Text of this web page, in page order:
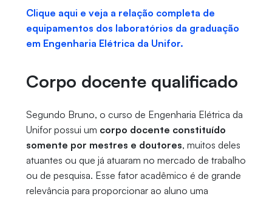
Clique aqui e veja a relação completa de
equipamentos dos laboratórios da graduação
em Engenharia Elétrica da Unifor.
Corpo docente qualificado
Segundo Bruno, o curso de Engenharia Elétrica da
Unifor possui um corpo docente constituído
somente por mestres e doutores, muitos deles
atuantes ou que já atuaram no mercado de trabalho
ou de pesquisa. Esse fator acadêmico é de grande
relevância para proporcionar ao aluno uma